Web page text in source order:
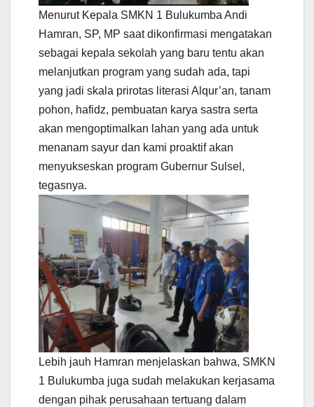
Menurut Kepala SMKN 1 Bulukumba Andi
Hamran, SP, MP saat dikonfirmasi mengatakan
sebagai kepala sekolah yang baru tentu akan
melanjutkan program yang sudah ada, tapi
yang jadi skala prirotas literasi Alqur’an, tanam
pohon, hafidz, pembuatan karya sastra serta
akan mengoptimalkan lahan yang ada untuk
menanam sayur dan kami proaktif akan
menyukseskan program Gubernur Sulsel,
tegasnya.
Lebih jauh Hamran menjelaskan bahwa, SMKN
1 Bulukumba juga sudah melakukan kerjasama
dengan pihak perusahaan tertuang dalam